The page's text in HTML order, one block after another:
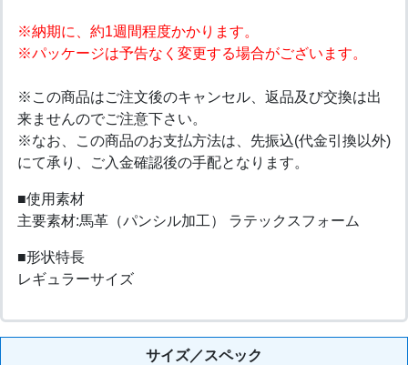
※納期に、約1週間程度かかります。
※パッケージは予告なく変更する場合がございます。
※この商品はご注文後のキャンセル、返品及び交換は出
来ませんのでご注意下さい。
※なお、この商品のお支払方法は、先振込(代金引換以外)
にて承り、ご入金確認後の手配となります。
■使用素材
主要素材:馬革（パンシル加工） ラテックスフォーム
■形状特長
レギュラーサイズ
サイズ／スペック